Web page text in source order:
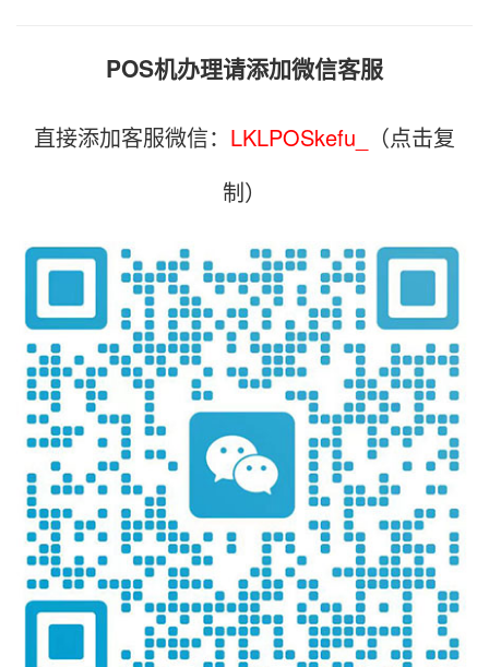
POS机办理请添加微信客服
直接添加客服微信： LKLPOSkefu_
（点击复
制）